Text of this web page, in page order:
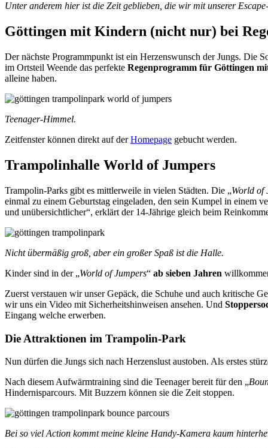
Unter anderem hier ist die Zeit geblieben, die wir mit unserer
Göttingen mit Kindern (nicht nur) bei
Der nächste Programmpunkt ist ein Herzenswunsch der Jungs. Die
im Ortsteil Weende das perfekte Regenprogramm für Göttingen
alleine haben.
Teenager-Himmel.
Zeitfenster können direkt auf derHomepage gebucht werden.
Trampolinhalle World of Jumpers
Trampolin-Parks gibt es mittlerweile in vielen Städten. Die „World of
einmal zu einem Geburtstag eingeladen, den sein Kumpel in einem
und unübersichtlicher“, erklärt der 14-Jährige gleich beim
Nicht übermäßig groß, aber ein großer Spaß ist die Halle.
Kinder sind in der „World of Jumpers“ ab sieben Jahren
Zuerst verstauen wir unser Gepäck, die Schuhe und auch kritische
wir uns ein Video mit Sicherheitshinweisen ansehen. Und
Eingang welche erwerben.
Die Attraktionen im Trampolin-Park
Nun dürfen die Jungs sich nach Herzenslust austoben. Als erstes
Nach diesem Aufwärmtraining sind die Teenager bereit für den „
Hindernisparcours. Mit Buzzern können sie die Zeit stoppen.
Bei so viel Action kommt meine kleine Handy-Kamera kaum